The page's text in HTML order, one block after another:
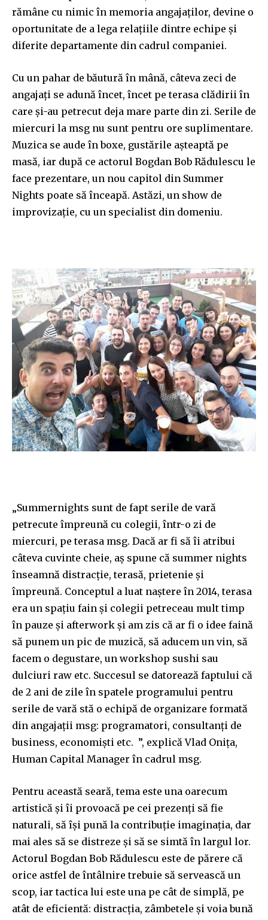
rămâne cu nimic în memoria angajaților, devine o
oportunitate de a lega relațiile dintre echipe și
diferite departamente din cadrul companiei.
Cu un pahar de băutură în mână, câteva zeci de
angajați se adună încet, încet pe terasa clădirii în
care și-au petrecut deja mare parte din zi. Serile de
miercuri la msg nu sunt pentru ore suplimentare.
Muzica se aude în boxe, gustările așteaptă pe
masă, iar după ce actorul Bogdan Bob Rădulescu le
face prezentare, un nou capitol din Summer
Nights poate să înceapă. Astăzi, un show de
improvizație, cu un specialist din domeniu.
„Summernights sunt de fapt serile de vară
petrecute împreună cu colegii, într-o zi de
miercuri, pe terasa msg. Dacă ar fi să îi atribui
câteva cuvinte cheie, aș spune că summer nights
înseamnă distracţie, terasă, prietenie şi
împreună. Conceptul a luat naștere în 2014, terasa
era un spaţiu fain şi colegii petreceau mult timp
în pauze şi afterwork şi am zis că ar fi o idee faină
să punem un pic de muzică, să aducem un vin, să
facem o degustare, un workshop sushi sau
dulciuri raw etc. Succesul se datorează faptului că
de 2 ani de zile în spatele programului pentru
serile de vară stă o echipă de organizare formată
din angajaţii msg: programatori, consultanţi de
business, economişti etc. ”, explică Vlad Oniţa,
Human Capital Manager în cadrul msg.
Pentru această seară, tema este una oarecum
artistică și îi provoacă pe cei prezenți să fie
naturali, să își pună la contribuție imaginația, dar
mai ales să se distreze și să se simtă în largul lor.
Actorul Bogdan Bob Rădulescu este de părere că
orice astfel de întâlnire trebuie să servească un
scop, iar tactica lui este una pe cât de simplă, pe
atât de eficientă: distracția, zâmbetele și voia bună